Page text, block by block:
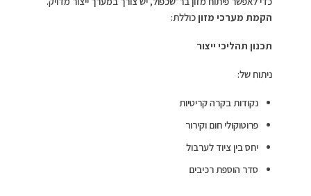
הקמת מערכי מזון כוללת:
תכנון תהליכי ייצור
ניתוח של:
נקודות בקרה קריטיות
פרוטוקולי חום וקירור
יחס בין ציוד לערבול
סדר הוספת רכיבים